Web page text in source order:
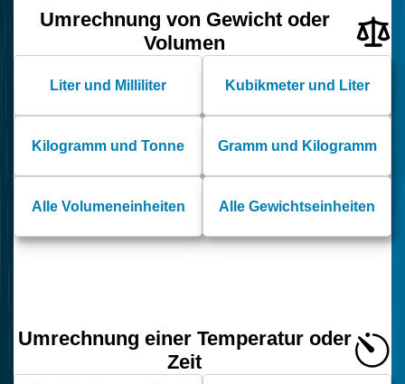
Umrechnung von Gewicht oder
Volumen
Liter und Milliliter Kubikmeter und Liter
Kilogramm und Tonne Gramm und Kilogramm
Alle Volumeneinheiten Alle Gewichtseinheiten
Umrechnung einer Temperatur oder
Zeit